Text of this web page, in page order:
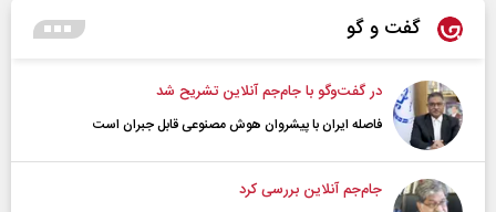
گفت و گو
در گفت‌و‌گو با جام‌جم آنلاین تشریح شد
فاصله ایران با پیشرو‌ان هوش مصنوعی قابل جبران است
جام‌جم آنلاین بررسی کرد